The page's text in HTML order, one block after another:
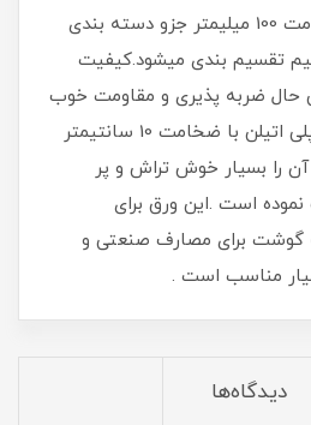
تفلون پلی اتیلن با ضخامت 100 میلیمتر جزو دسته بندی
تقسیم بندی میشود.کیفیت
حال ضربه پذیری و مقاومت خوب
از ویژگی های بارز ورق پلی اتیلن با ضخامت 10 سانتیمتر
که آن را بسیار خوش تراش و پر
است .این ورق برای
گوشت برای مصارف صنعتی و
مناسب است .
دیدگاه‌ها